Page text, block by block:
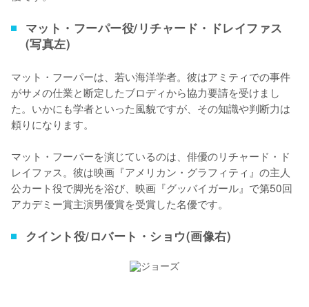
マット・フーパー役/リチャード・ドレイファス
(写真左)
マット・フーパーは、若い海洋学者。彼はアミティでの事件
がサメの仕業と断定したブロディから協力要請を受けまし
た。いかにも学者といった風貌ですが、その知識や判断力は
頼りになります。
マット・フーパーを演じているのは、俳優のリチャード・ド
レイファス。彼は映画『アメリカン・グラフィティ』の主人
公カート役で脚光を浴び、映画『グッバイガール』で第50回
アカデミー賞主演男優賞を受賞した名優です。
クイント役/ロバート・ショウ(画像右)